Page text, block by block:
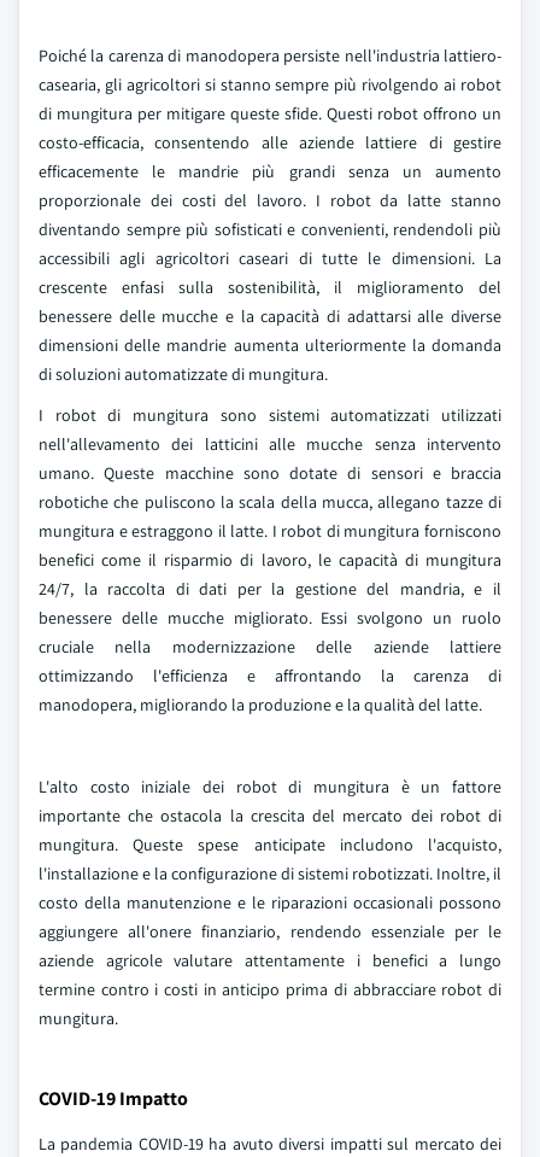
Poiché la carenza di manodopera persiste nell'industria lattiero-
casearia, gli agricoltori si stanno sempre più rivolgendo ai robot
di mungitura per mitigare queste sfide. Questi robot offrono un
costo-efficacia, consentendo alle aziende lattiere di gestire
efficacemente le mandrie più grandi senza un aumento
proporzionale dei costi del lavoro. I robot da latte stanno
diventando sempre più sofisticati e convenienti, rendendoli più
accessibili agli agricoltori caseari di tutte le dimensioni. La
crescente enfasi sulla sostenibilità, il miglioramento del
benessere delle mucche e la capacità di adattarsi alle diverse
dimensioni delle mandrie aumenta ulteriormente la domanda
di soluzioni automatizzate di mungitura.
I robot di mungitura sono sistemi automatizzati utilizzati
nell'allevamento dei latticini alle mucche senza intervento
umano. Queste macchine sono dotate di sensori e braccia
robotiche che puliscono la scala della mucca, allegano tazze di
mungitura e estraggono il latte. I robot di mungitura forniscono
benefici come il risparmio di lavoro, le capacità di mungitura
24/7, la raccolta di dati per la gestione del mandria, e il
benessere delle mucche migliorato. Essi svolgono un ruolo
cruciale nella modernizzazione delle aziende lattiere
ottimizzando l'efficienza e affrontando la carenza di
manodopera, migliorando la produzione e la qualità del latte.
L'alto costo iniziale dei robot di mungitura è un fattore
importante che ostacola la crescita del mercato dei robot di
mungitura. Queste spese anticipate includono l'acquisto,
l'installazione e la configurazione di sistemi robotizzati. Inoltre, il
costo della manutenzione e le riparazioni occasionali possono
aggiungere all'onere finanziario, rendendo essenziale per le
aziende agricole valutare attentamente i benefici a lungo
termine contro i costi in anticipo prima di abbracciare robot di
mungitura.
COVID-19 Impatto
La pandemia COVID-19 ha avuto diversi impatti sul mercato dei